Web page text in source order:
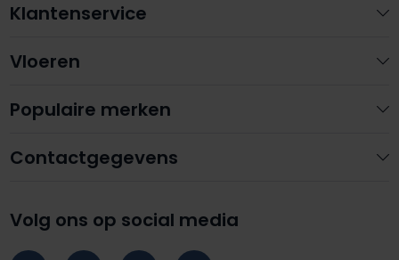
Contactgegevens
Volg ons op social media
Klantenservice
Vloeren
Populaire merken